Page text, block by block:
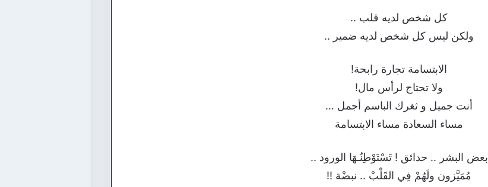
كل شخص لديه قلب ..
ولكن ليس كل شخص لديه ضمير ..
الابتسامة تجارة رابحة!
ولا تحتاج لرأس مال!
أنت جميل و ثغرك الباسم أجمل …
مساء السعادة مساء الابتسامة
بعض البشر .. حدائق ! تَسْتَوْطِنُـهَا الورود ..
مُمَيَّزون ولَهُمْ فِي القَلْبْ .. نبضْة !!